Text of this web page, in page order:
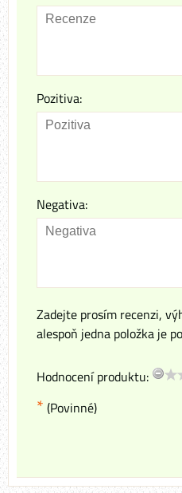
Pozitiva:
Negativa:
Zadejte prosím recenzi,
alespoň jedna položka je
Hodnocení produktu:
* (Povinné)